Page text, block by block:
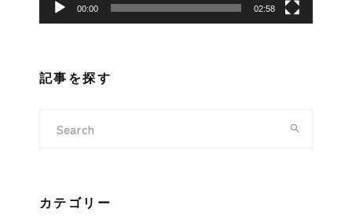
00:00 02:58
記事を探す
カテゴリー